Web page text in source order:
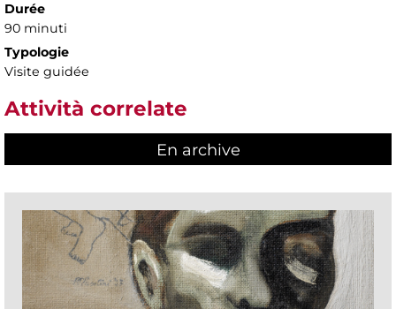
Durée
90 minuti
Typologie
Visite guidée
Attività correlate
En archive